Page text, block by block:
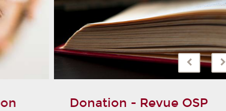
Donation - Revue OSP